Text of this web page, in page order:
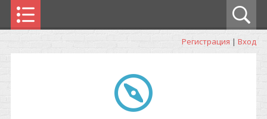
Регистрация | Вход